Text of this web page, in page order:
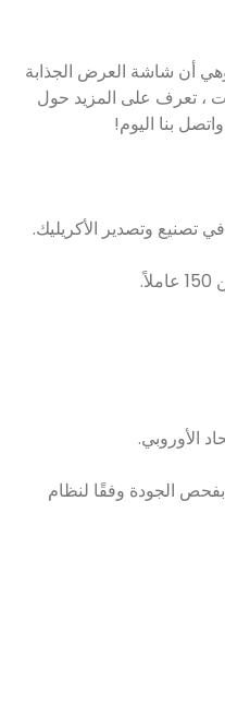
وهي أن شاشة العرض الجذابة
، تعرف على المزيد حول
بنا اليوم!
بفحص الجودة وفقًا لنظام